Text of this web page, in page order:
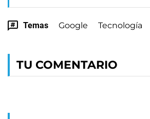
Temas Google Tecnología
TU COMENTARIO